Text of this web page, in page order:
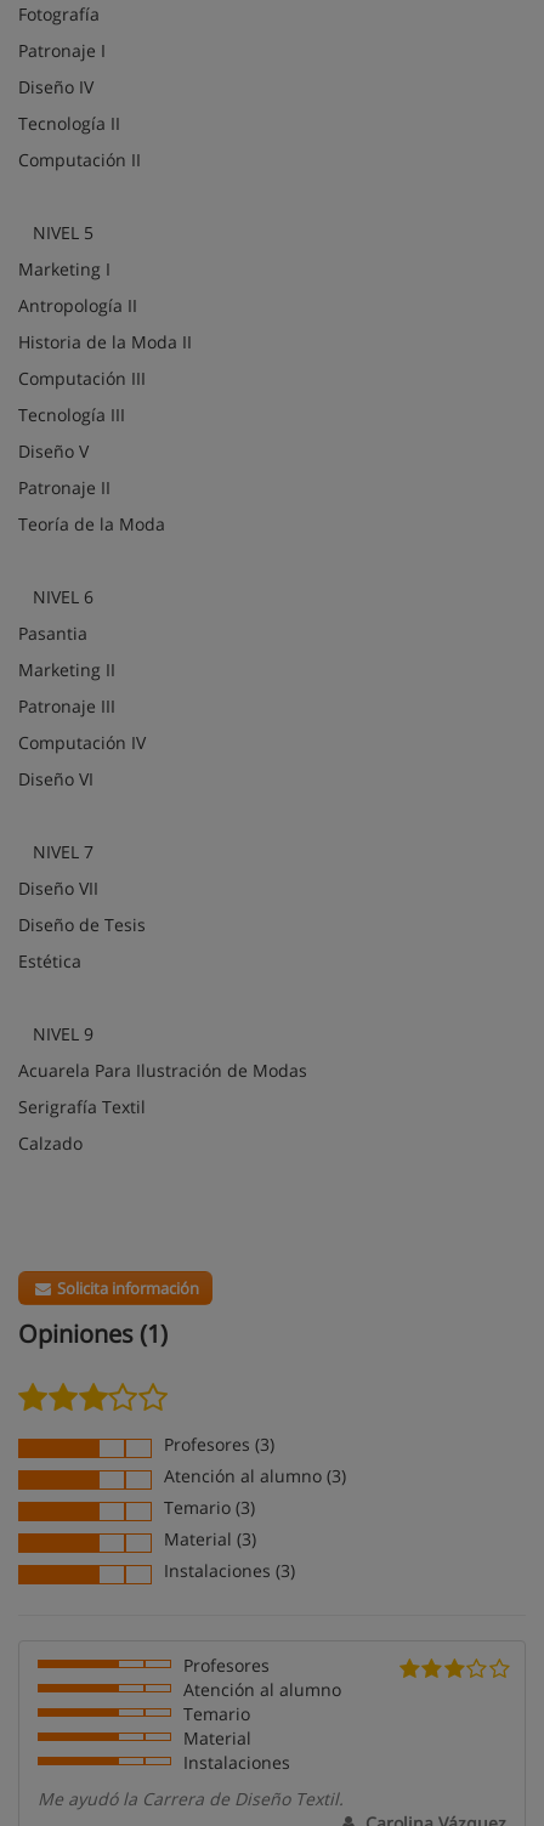
Fotografía
Patronaje I
Diseño IV
Tecnología II
Computación II
NIVEL 5
Marketing I
Antropología II
Historia de la Moda II
Computación III
Tecnología III
Diseño V
Patronaje II
Teoría de la Moda
NIVEL 6
Pasantia
Marketing II
Patronaje III
Computación IV
Diseño VI
NIVEL 7
Diseño VII
Diseño de Tesis
Estética
NIVEL 9
Acuarela Para Ilustración de Modas
Serigrafía Textil
Calzado
Solicita información
Opiniones (1)
Profesores (3)
Atención al alumno (3)
Temario (3)
Material (3)
Instalaciones (3)
Profesores
Atención al alumno
Temario
Material
Instalaciones
Me ayudó la Carrera de Diseño Textil.